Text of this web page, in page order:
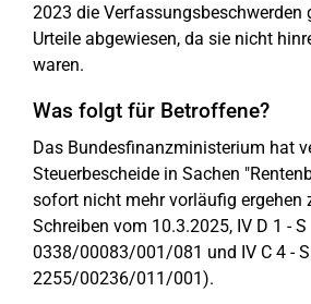
2023 die Verfassungsbeschwerden
Urteile abgewiesen, da sie nicht
waren.
Was folgt für Betroffene?
Das Bundesfinanzministerium hat
Steuerbescheide in Sachen
sofort nicht mehr vorläufig ergehen
Schreiben vom 10.3.2025, IV D 1 - S
0338/00083/001/081 und IV C 4 - S
2255/00236/011/001).